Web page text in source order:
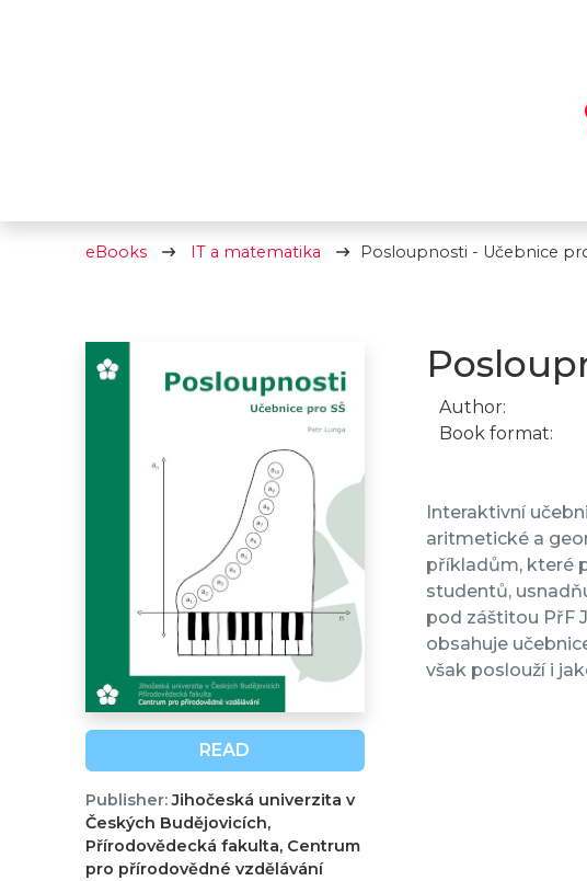
eBooks IT a matematika Posloupnosti - Učebnice
READ
Publisher:Jihočeská univerzita v
Českých Budějovicích,
Přírodovědecká fakulta, Centrum
pro přírodovědné vzdělávání
Author:
Book format:
Interaktivní
aritmetické a
příkladům, které
studentů,
pod záštitou PřF
obsahuje
však poslouží i